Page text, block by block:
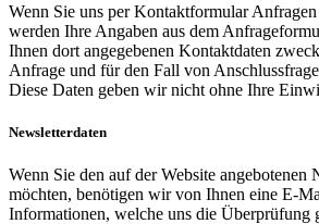
Wenn Sie uns per Kontaktformular Anfragen
werden Ihre Angaben aus dem
Ihnen dort angegebenen Kontaktdaten
Anfrage und für den Fall von
Diese Daten geben wir nicht ohne Ihre
Newsletterdaten
Wenn Sie den auf der Website angebotenen
möchten, benötigen wir von Ihnen eine E-
Informationen, welche uns die Überprüfung